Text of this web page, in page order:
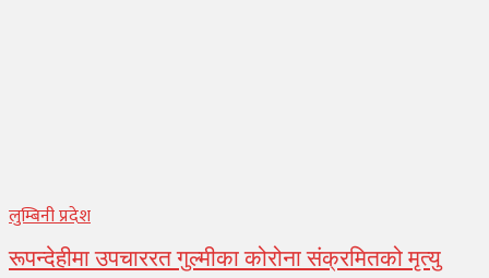
लुम्बिनी प्रदेश
रूपन्देहीमा उपचाररत गुल्मीका कोरोना संक्रमितको मृत्यु